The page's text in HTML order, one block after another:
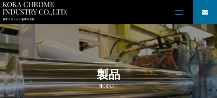
製品
PRODUCT